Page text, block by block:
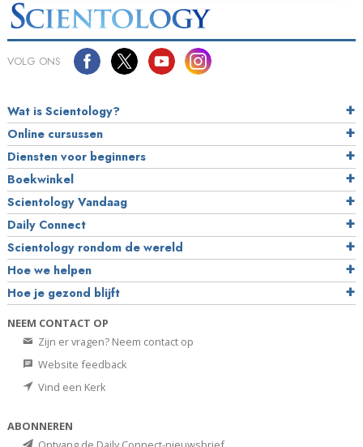
VOLG ONS
Wat is Scientology?
Online cursussen
Diensten voor beginners
Boekwinkel
Scientology Vandaag
Daily Connect
Scientology rondom de wereld
Hoe we helpen
Hoe je gezond blijft
NEEM CONTACT OP
Zijn er vragen? Neem contact op
Website feedback
Vind een Kerk
ABONNEREN